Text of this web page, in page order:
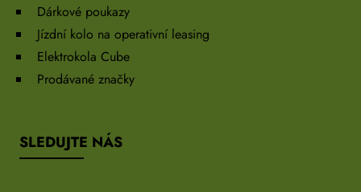
Dárkové poukazy
Jízdní kolo na operativní leasing
Elektrokola Cube
Prodávané značky
SLEDUJTE NÁS